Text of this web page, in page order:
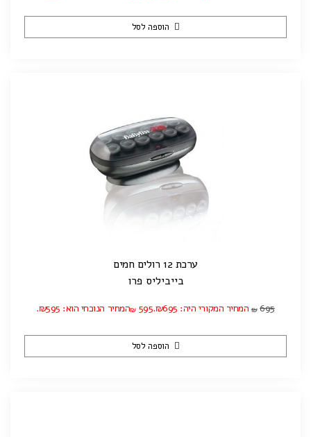
הוספה לסל
ערכת 12 רולים חמים
בייביליס פרו
₪ 695 המחיר המקורי היה: ₪695. ₪ 595 המחיר הנוכחי הוא: ₪595.
הוספה לסל